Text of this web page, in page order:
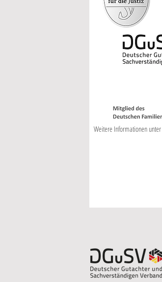
Weitere Informationen unter